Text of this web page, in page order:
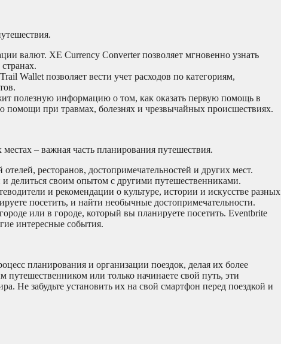
валют. XE Currency Converter позволяет мгновенно узнать
Wallet позволяет вести учет расходов по категориям,
полезную информацию о том, как оказать первую помощь в
помощи при травмах, болезнях и чрезвычайных происшествиях.
– важная часть планирования путешествия.
ресторанов, достопримечательностей и других мест.
делиться своим опытом с другими путешественниками.
и рекомендации о культуре, истории и искусстве разных
посетить, и найти необычные достопримечательности.
или в городе, который вы планируете посетить. Eventbrite
интересные события.
планирования и организации поездок, делая их более
или только начинаете свой путь, эти
забудьте установить их на свой смартфон перед поездкой и